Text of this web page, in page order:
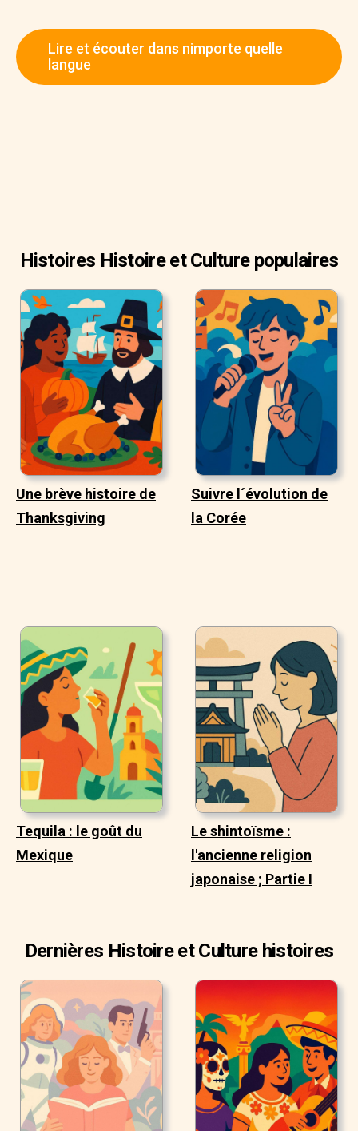
Lire et écouter dans nimporte quelle
langue
Histoires Histoire et Culture populaires
Une brève histoire de
Thanksgiving
Suivre l´évolution de
la Corée
Tequila : le goût du
Mexique
Le shintoïsme :
l'ancienne religion
japonaise ; Partie I
Dernières Histoire et Culture histoires